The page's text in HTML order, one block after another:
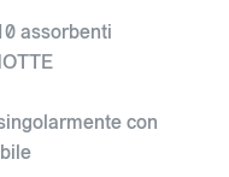
assorbenti
con